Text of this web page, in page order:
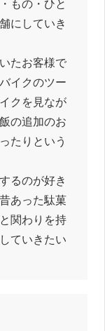
もの・ひと
にしていき
たお客様で
イクのツー
クを見なが
の追加のお
たりという
るのが好き
あった駄菓
関わりを持
ていきたい